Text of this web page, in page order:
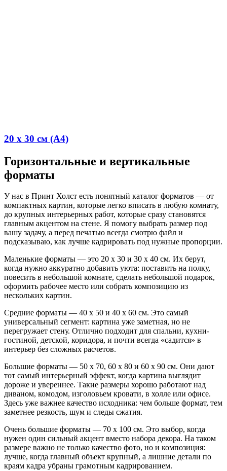
20 x 30 см (А4)
Горизонтальные и вертикальные
форматы
У нас в Принт Холст есть понятный каталог форматов — от
компактных картин, которые легко вписать в любую комнату,
до крупных интерьерных работ, которые сразу становятся
главным акцентом на стене. Я помогу выбрать размер под
вашу задачу, а перед печатью всегда смотрю файл и
подсказываю, как лучше кадрировать под нужные пропорции.
Маленькие форматы — это 20 x 30 и 30 x 40 см. Их берут,
когда нужно аккуратно добавить уюта: поставить на полку,
повесить в небольшой комнате, сделать небольшой подарок,
оформить рабочее место или собрать композицию из
нескольких картин.
Средние форматы — 40 x 50 и 40 x 60 см. Это самый
универсальный сегмент: картина уже заметная, но не
перегружает стену. Отлично подходит для спальни, кухни-
гостиной, детской, коридора, и почти всегда «садится» в
интерьер без сложных расчетов.
Большие форматы — 50 x 70, 60 x 80 и 60 x 90 см. Они дают
тот самый интерьерный эффект, когда картина выглядит
дороже и увереннее. Такие размеры хорошо работают над
диваном, комодом, изголовьем кровати, в холле или офисе.
Здесь уже важнее качество исходника: чем больше формат, тем
заметнее резкость, шум и следы сжатия.
Очень большие форматы — 70 x 100 см. Это выбор, когда
нужен один сильный акцент вместо набора декора. На таком
размере важно не только качество фото, но и композиция:
лучше, когда главный объект крупный, а лишние детали по
краям кадра убраны грамотным кадрированием.